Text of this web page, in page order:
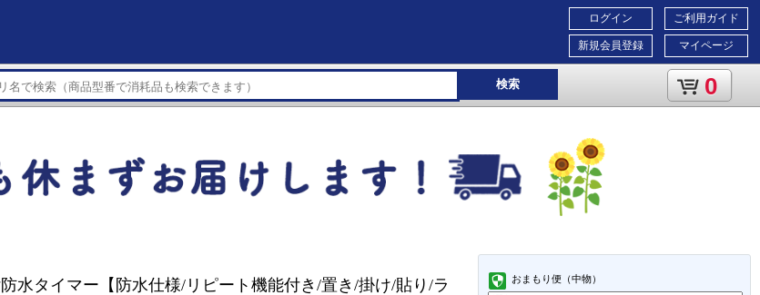
ご利用ガイド
マイページ
ログイン
新規会員登録
検索 0
おまもり便（中物）
水タイマー【防水仕様/リピート機能付き/置き/掛け/貼り/ラ